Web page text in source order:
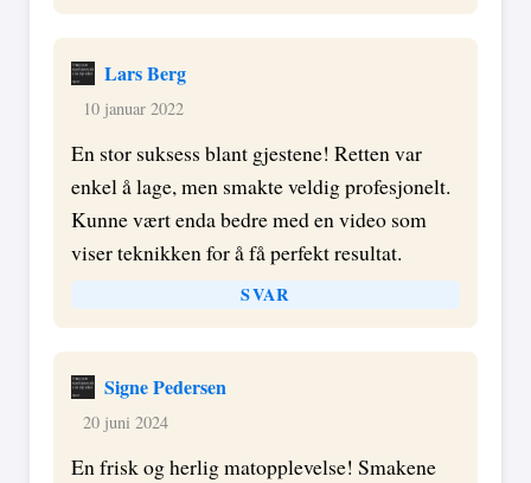
Lars Berg
10 januar 2022
En stor suksess blant gjestene! Retten var
enkel å lage, men smakte veldig profesjonelt.
Kunne vært enda bedre med en video som
viser teknikken for å få perfekt resultat.
SVAR
Signe Pedersen
20 juni 2024
En frisk og herlig matopplevelse! Smakene